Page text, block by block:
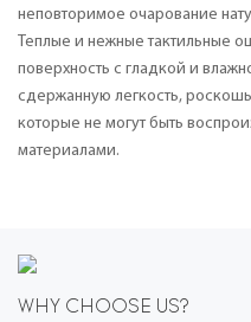
неповторимое очарование
Теплые и нежные тактильные
поверхность с гладкой и
сдержанную легкость,
которые не могут быть
материалами.
WHY CHOOSE US?